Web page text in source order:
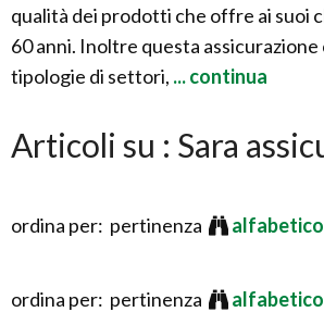
qualità dei prodotti che offre ai suoi
60 anni. Inoltre questa
tipologie di settori, ... continua
Articoli su : Sara
ordina per: pertinenza alfabetico
ordina per: pertinenza alfabetico